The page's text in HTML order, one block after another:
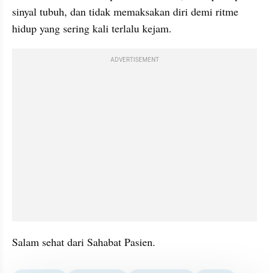
sinyal tubuh, dan tidak memaksakan diri demi ritme
hidup yang sering kali terlalu kejam.
ADVERTISEMENT
Salam sehat dari Sahabat Pasien.